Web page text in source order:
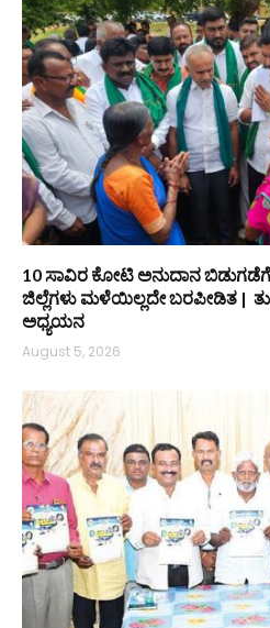
10 ಸಾವಿರ ಕೋಟಿ ಅನುದಾನ
ಜಿಲ್ಲೆಗಳು ಮಳೆಯಿಲ್ಲದೇ ಬರಪೀಡಿತ |
ಅಧ್ಯಯನ
August 5, 2026